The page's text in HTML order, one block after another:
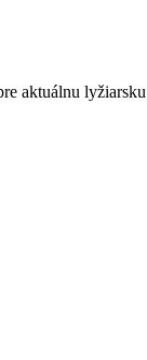
aktuálnu lyžiarsku